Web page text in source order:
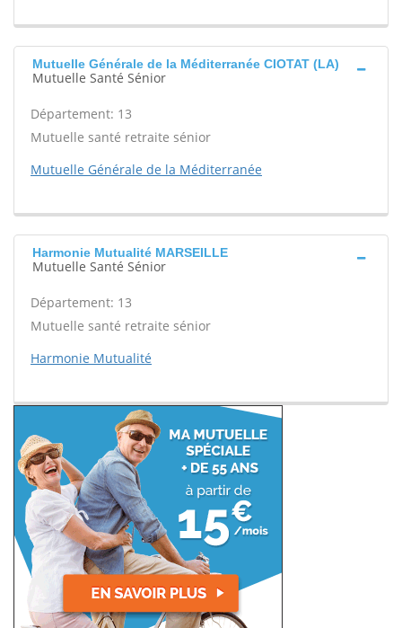
Mutuelle Générale de la Méditerranée CIOTAT (LA)
Mutuelle Santé Sénior
Département: 13
Mutuelle santé retraite sénior
Mutuelle Générale de la Méditerranée
Harmonie Mutualité MARSEILLE
Mutuelle Santé Sénior
Département: 13
Mutuelle santé retraite sénior
Harmonie Mutualité